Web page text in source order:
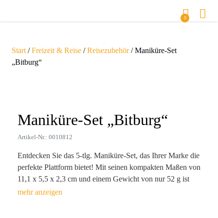
0
Start /Freizeit & Reise /Reisezubehör/ Maniküre-Set
„Bitburg“
Maniküre-Set „Bitburg“
Artikel-Nr.: 0010812
Entdecken Sie das 5-tlg. Maniküre-Set, das Ihrer Marke die
perfekte Plattform bietet! Mit seinen kompakten Maßen von
11,1 x 5,5 x 2,3 cm und einem Gewicht von nur 52 g ist
dieses elegante Set aus hochwertigem Edelstahl und